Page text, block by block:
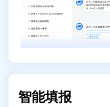
智能填报